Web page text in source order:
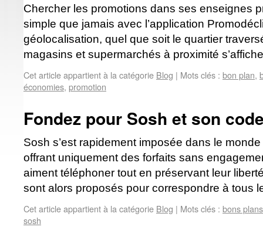
Chercher les promotions dans ses enseignes
simple que jamais avec l’application
géolocalisation, quel que soit le quartier
magasins et supermarchés à proximité
Cet article appartient à la catégorie Blog | Mots clés : bon plan,
économies, promotion
Fondez pour Sosh et son
Sosh s’est rapidement imposée dans le
offrant uniquement des forfaits sans
aiment téléphoner tout en préservant leur
sont alors proposés pour correspondre à tous
Cet article appartient à la catégorie Blog | Mots clés : bons
sosh